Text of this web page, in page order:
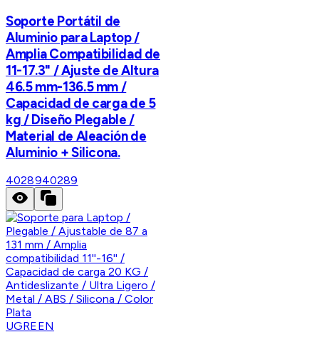
Soporte Portátil de
Aluminio para Laptop /
Amplia Compatibilidad de
11-17.3" / Ajuste de Altura
46.5 mm-136.5 mm /
Capacidad de carga de 5
kg / Diseño Plegable /
Material de Aleación de
Aluminio + Silicona.
4028940289
UGREEN